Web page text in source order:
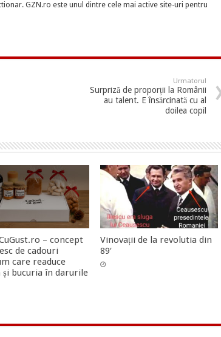
GZN.ro este unul dintre cele mai active site-uri pentru
Urmatorul
Surpriză de proporții la Românii
au talent. E însărcinată cu al
doilea copil
– concept
de cadouri
care readuce
și bucuria în darurile
Vinovații de la revolutia din
89′